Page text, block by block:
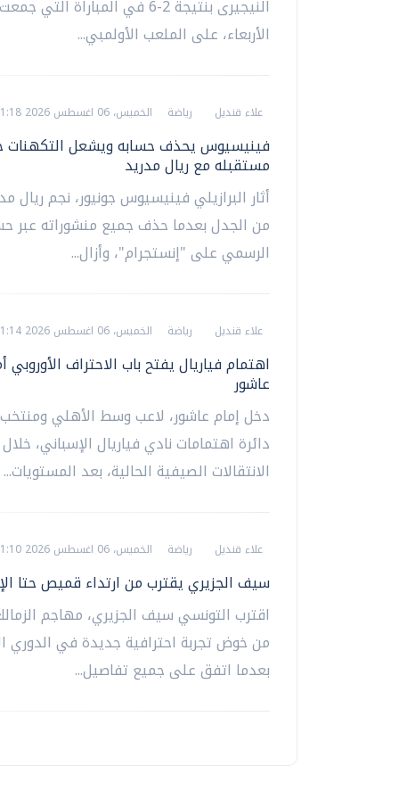
النيجيرى بنتيجة 2-6 في المباراة
الأربعاء، على الملعب الأولمبي...
علاء قنديل رياضة الخميس، 06 اغسطس 2026 01:18 ص
فينيسيوس يحذف حسابه ويشعل التكهنات
مستقبله مع ريال مدريد
أثار البرازيلي فينيسيوس جونيور، نجم ريال
من الجدل بعدما حذف جميع منشوراته عبر
الرسمي على "إنستجرام"، وأزال...
علاء قنديل رياضة الخميس، 06 اغسطس 2026 01:14 ص
اهتمام فياريال يفتح باب الاحتراف الأوروبي
عاشور
دخل إمام عاشور، لاعب وسط الأهلي
دائرة اهتمامات نادي فياريال الإسباني،
الانتقالات الصيفية الحالية، بعد المستويات...
علاء قنديل رياضة الخميس، 06 اغسطس 2026 01:10 ص
سيف الجزيري يقترب من ارتداء قميص حتا
اقترب التونسي سيف الجزيري، مهاجم
من خوض تجربة احترافية جديدة في الدوري
بعدما اتفق على جميع تفاصيل...